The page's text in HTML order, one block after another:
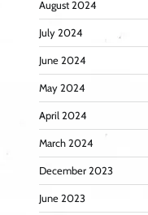
August 2024
July 2024
June 2024
May 2024
April 2024
March 2024
December 2023
June 2023